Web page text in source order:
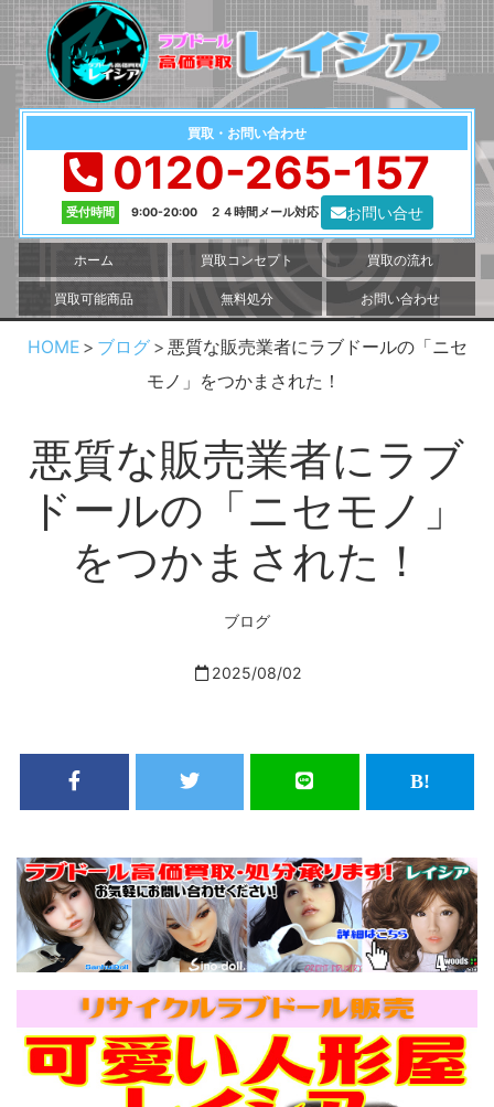
買取・お問い合わせ
0120-265-157
受付時間 9:00-20:00 ２４時間メール対応 お問い合せ
ホーム 買取コンセプト 買取の流れ
買取可能商品 無料処分 お問い合わせ
HOME ブログ
悪質な販売業者にラブドールの「ニセ
モノ」をつかまされた！
悪質な販売業者にラブ
ドールの「ニセモノ」
をつかまされた！
ブログ
2025/08/02